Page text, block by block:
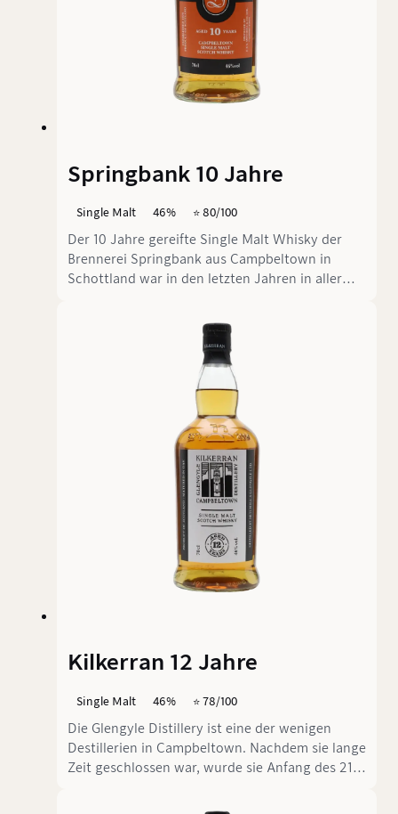
Springbank 10 Jahre
Single Malt 46% ⭐️ 80/100
Der 10 Jahre gereifte Single Malt Whisky der
Brennerei Springbank aus Campbeltown in
Schottland war in den letzten Jahren in aller
Hype langsam ab und man kann hin und wieder
eine Flasche zum UVP (ja, der ist auch hoch)
Kilkerran 12 Jahre
Single Malt 46% ⭐️ 78/100
Die Glengyle Distillery ist eine der wenigen
Destillerien in Campbeltown. Nachdem sie lange
Zeit geschlossen war, wurde sie Anfang des 21.